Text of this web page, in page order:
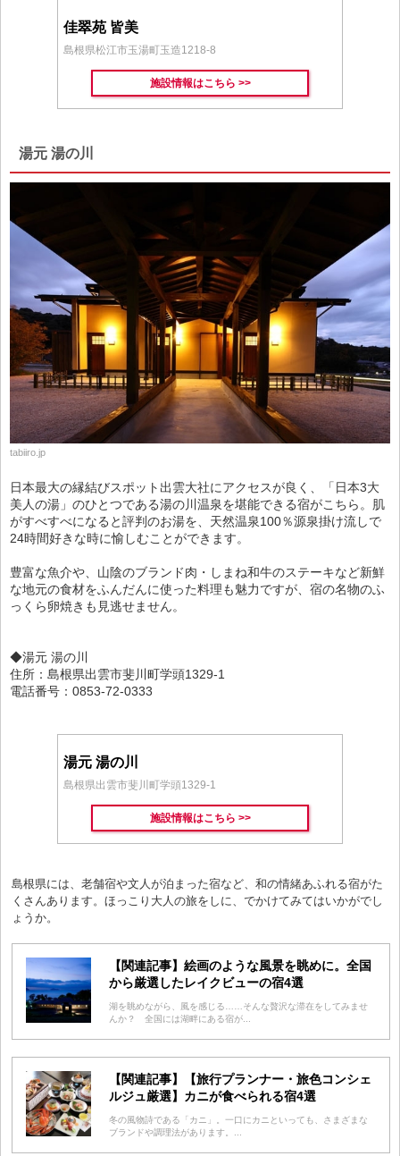
佳翠苑 皆美
島根県松江市玉湯町玉造1218-8
施設情報はこちら >>
湯元 湯の川
tabiiro.jp
日本最大の縁結びスポット出雲大社にアクセスが良く、「日本3大
美人の湯」のひとつである湯の川温泉を堪能できる宿がこちら。肌
がすべすべになると評判のお湯を、天然温泉100％源泉掛け流しで
24時間好きな時に愉しむことができます。
豊富な魚介や、山陰のブランド肉・しまね和牛のステーキなど新鮮
な地元の食材をふんだんに使った料理も魅力ですが、宿の名物のふ
っくら卵焼きも見逃せません。
◆湯元 湯の川
住所：島根県出雲市斐川町学頭1329-1
電話番号：0853-72-0333
湯元 湯の川
島根県出雲市斐川町学頭1329-1
施設情報はこちら >>
島根県には、老舗宿や文人が泊まった宿など、和の情緒あふれる宿がた
くさんあります。ほっこり大人の旅をしに、でかけてみてはいかがでし
ょうか。
【関連記事】絵画のような風景を眺めに。全国
から厳選したレイクビューの宿4選
湖を眺めながら、風を感じる……そんな贅沢な滞在をしてみませ
んか？ 全国には湖畔にある宿が...
【関連記事】【旅行プランナー・旅色コンシェ
ルジュ厳選】カニが食べられる宿4選
冬の風物詩である「カニ」。一口にカニといっても、さまざまな
ブランドや調理法があります。...